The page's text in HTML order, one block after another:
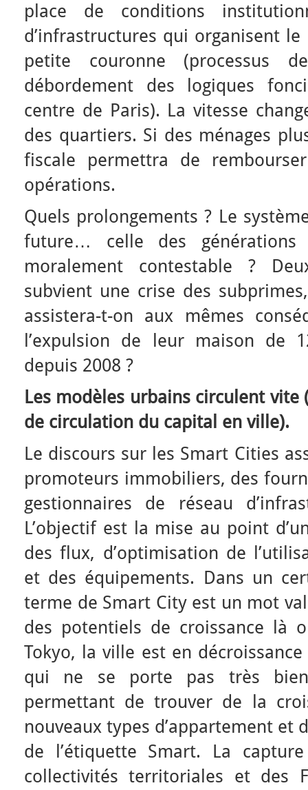
place de conditions
d’infrastructures qui organisent
petite couronne (processus
débordement des logiques
centre de Paris). La vitesse
des quartiers. Si des ménages
fiscale permettra de
opérations.
Quels prolongements ? Le
future… celle des générations
moralement contestable ?
subvient une crise des
assistera-t-on aux mêmes
l’expulsion de leur maison de
depuis 2008 ?
Les modèles urbains circulent
de circulation du capital en ville).
Le discours sur les Smart Cities
promoteurs immobiliers, des
gestionnaires de réseau
L’objectif est la mise au point
des flux, d’optimisation de
et des équipements. Dans un
terme de Smart City est un mot
des potentiels de croissance là
Tokyo, la ville est en
qui ne se porte pas très
permettant de trouver de la
nouveaux types d’appartement et
de l’étiquette Smart. La
collectivités territoriales et des